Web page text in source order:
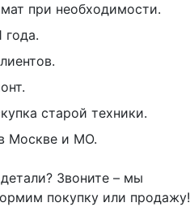
при необходимости.
года.
старой техники.
Москве и МО.
Звоните – мы
покупку или продажу!